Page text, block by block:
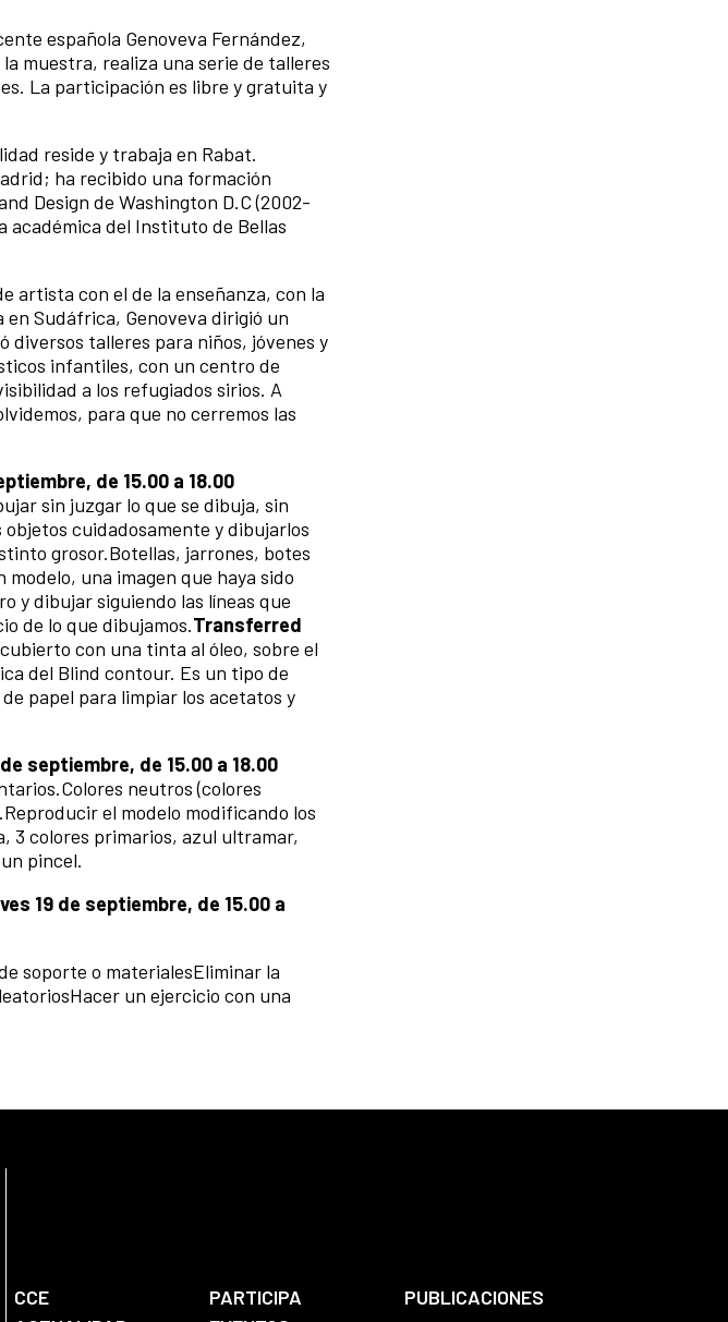
española Genoveva Fernández,
muestra, realiza una serie de talleres
La participación es libre y gratuita y
reside y trabaja en Rabat.
ha recibido una formación
Design de Washington D.C (2002-
académica del Instituto de Bellas
artista con el de la enseñanza, con la
Sudáfrica, Genoveva dirigió un
diversos talleres para niños, jóvenes y
infantiles, con un centro de
a los refugiados sirios. A
para que no cerremos las
de 15.00 a 18.00
sin juzgar lo que se dibuja, sin
cuidadosamente y dibujarlos
grosor.Botellas, jarrones, botes
una imagen que haya sido
y dibujar siguiendo las líneas que
de lo que dibujamos.Transferred
con una tinta al óleo, sobre el
del Blind contour. Es un tipo de
papel para limpiar los acetatos y
septiembre, de 15.00 a 18.00
neutros (colores
el modelo modificando los
3 colores primarios, azul ultramar,
pincel.
19 de septiembre, de 15.00 a
soporte o materialesEliminar la
un ejercicio con una
CCE PARTICIPA
PUBLICACIONES